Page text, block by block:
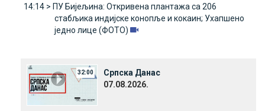
14:14 > ПУ Бијељина: Откривена плантажа са 206
стабљика индијске конопље и кокаин; Ухапшено
једно лице (ФОТО)
32:00
Српска Данас
07.08.2026.